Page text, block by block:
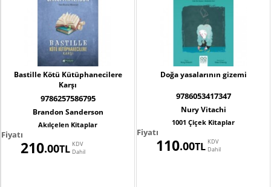
Bastille Kötü Kütüphanecilere
Karşı
9786257586795
Brandon Sanderson
Akılçelen Kitaplar
Fiyatı
KDV
Dahil
TL
.00
210
Doğa yasalarının gizemi
9786053417347
Nury Vitachi
1001 Çiçek Kitaplar
Fiyatı
KDV
Dahil
TL
.00
110